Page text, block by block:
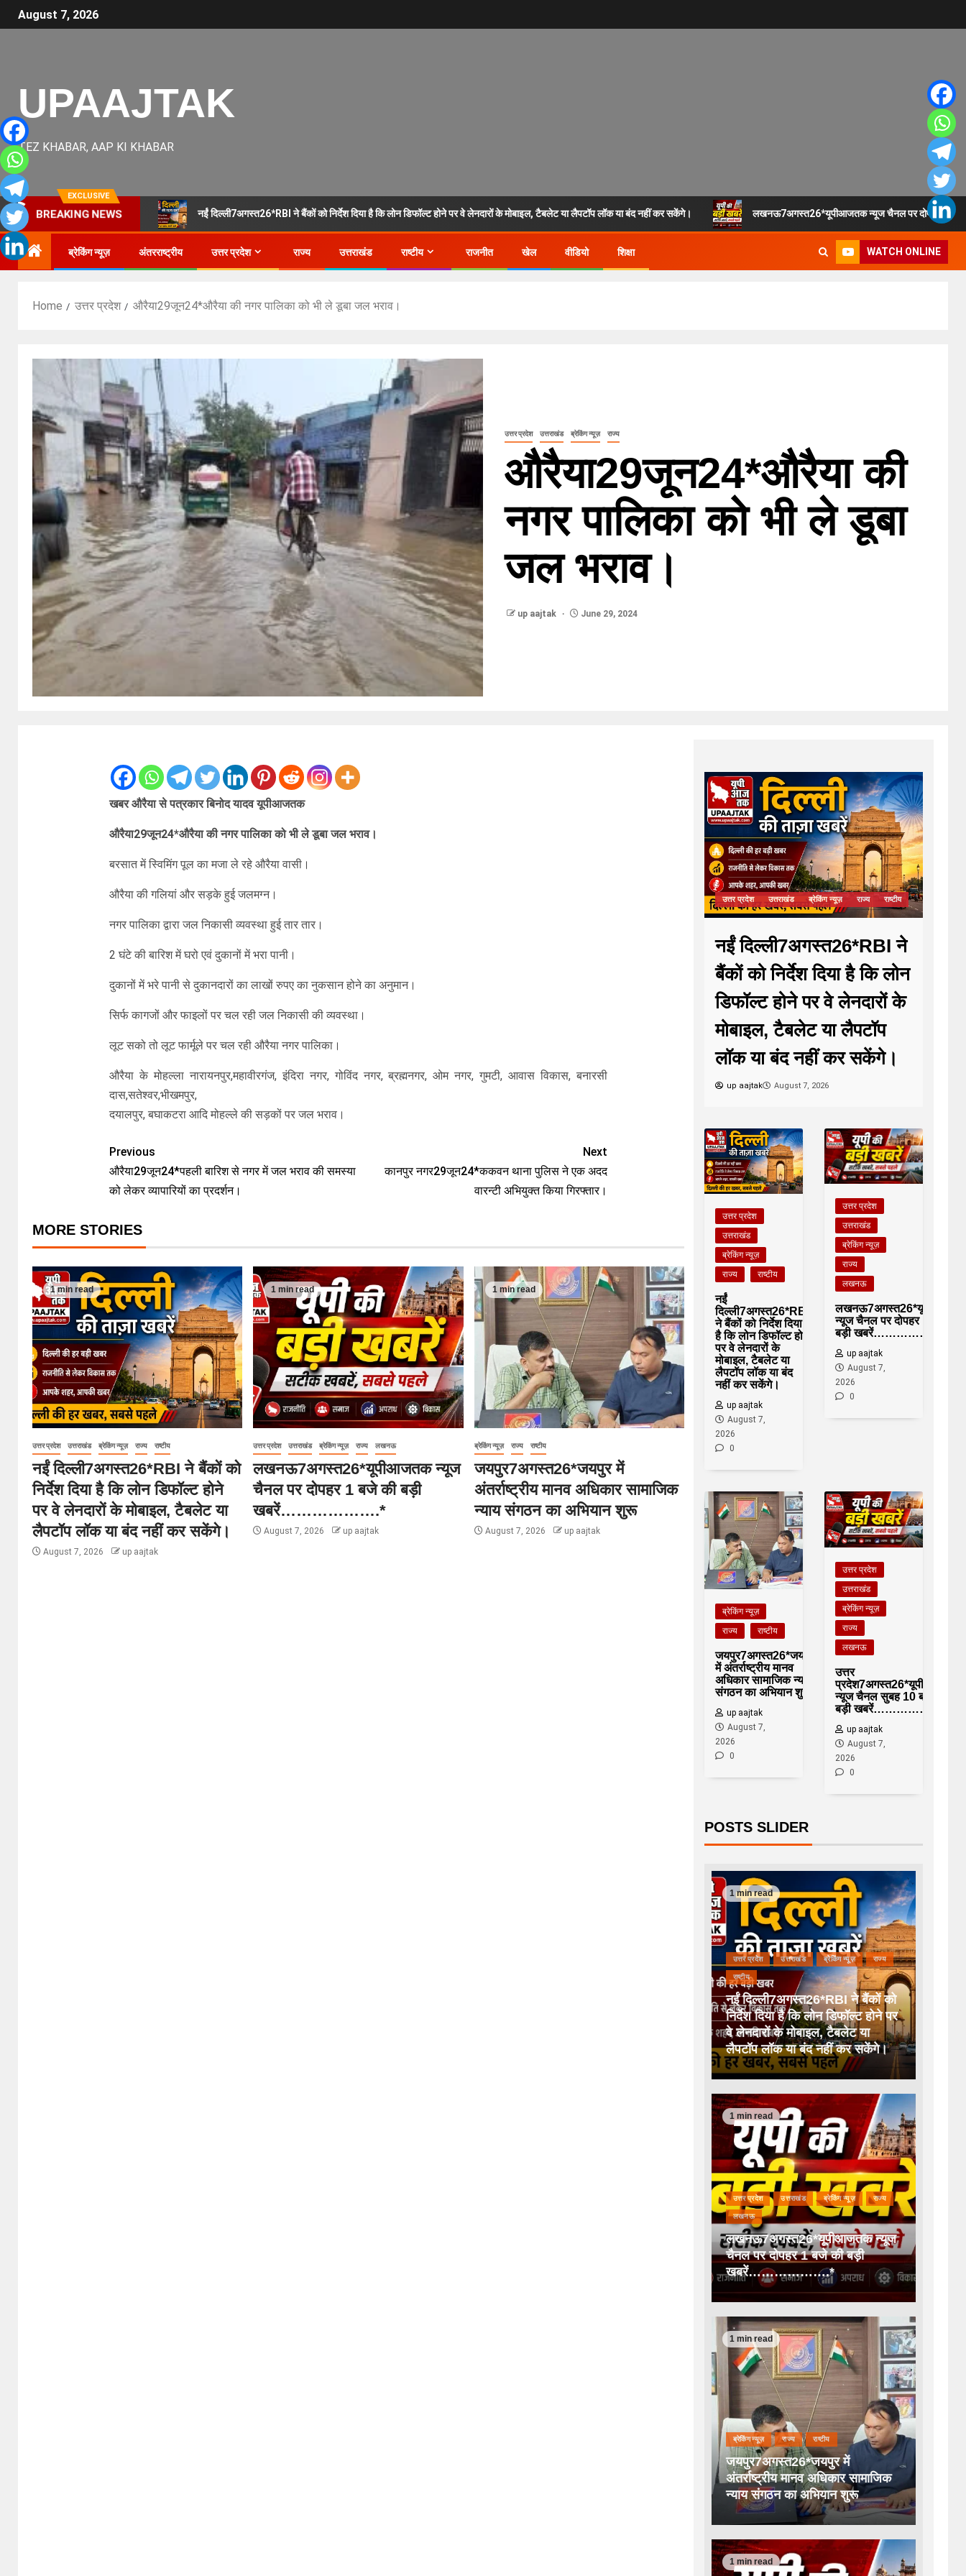
August 7, 2026
UPAAJTAK
TEZ KHABAR, AAP KI KHABAR
EXCLUSIVE
BREAKING NEWS नईं दिल्ली7अगस्त26*RBI ने बैंकों को निर्देश दिया है कि लोन डिफॉल्ट होने पर वे लेनदारों के मोबाइल, टैबलेट या लैपटॉप लॉक या बंद नहीं कर सकेंगे। लखनऊ7अगस्त26*यूपीआजतक न्यूज चैनल पर दोपहर 1
ब्रेकिंग न्यूज़ अंतरराष्ट्रीय उत्तर प्रदेश राज्य उत्तराखंड राष्टीय राजनीत खेल वीडियो शिक्षा WATCH ONLINE
Home उत्तर प्रदेश औरैया29जून24*औरैया की नगर पालिका को भी ले डूबा जल भराव।
उत्तर प्रदेश उत्तराखंड ब्रेकिंग न्यूज़ राज्य
औरैया29जून24*औरैया की
नगर पालिका को भी ले डूबा
जल भराव।
up aajtak June 29, 2024
खबर औरैया सेपत्रकार बिनोद यादव यूपीआजतक
औरैया29जून24*औरैया की नगर पालिका को भी ले डूबा जल भराव।
बरसात में स्विमिंग पूल का मजा ले रहे औरैया वासी।
औरैया की गलियां और सड़के हुई जलमग्न।
नगर पालिका द्वारा जल निकासी व्यवस्था हुई तार तार।
2 घंटे की बारिश में घरो एवं दुकानों में भरा पानी।
दुकानों में भरे पानी से दुकानदारों का लाखों रुपए का नुकसान होने का अनुमान।
सिर्फ कागजों और फाइलों पर चल रही जल निकासी की व्यवस्था।
लूट सको तो लूट फार्मूले पर चल रही औरैया नगर पालिका।
औरैया के मोहल्ला नारायनपुर,महावीरगंज, इंदिरा नगर, गोविंद नगर, ब्रह्मनगर, ओम नगर, गुमटी, आवास विकास, बनारसी
दास,सतेश्वर,भीखमपुर,
दयालपुर, बघाकटरा आदि मोहल्ले की सड़कों पर जल भराव।
Previous
औरैया29जून24*पहली बारिश से नगर में जल भराव की समस्या
को लेकर व्यापारियों का प्रदर्शन।
Next
कानपुर नगर29जून24*ककवन थाना पुलिस ने एक अदद
वारन्टी अभियुक्त किया गिरफ्तार।
MORE STORIES
1 min read
उत्तर प्रदेश उत्तराखंड ब्रेकिंग न्यूज़ राज्य राष्टीय
नईं दिल्ली7अगस्त26*RBI ने बैंकों को
निर्देश दिया है कि लोन डिफॉल्ट होने
पर वे लेनदारों के मोबाइल, टैबलेट या
लैपटॉप लॉक या बंद नहीं कर सकेंगे।
August 7, 2026 up aajtak
1 min read
उत्तर प्रदेश उत्तराखंड ब्रेकिंग न्यूज़ राज्य लखनऊ
लखनऊ7अगस्त26*यूपीआजतक न्यूज
चैनल पर दोपहर 1 बजे की बड़ी
खबरें……………….*
August 7, 2026 up aajtak
1 min read
ब्रेकिंग न्यूज़ राज्य राष्टीय
जयपुर7अगस्त26*जयपुर में
अंतर्राष्ट्रीय मानव अधिकार सामाजिक
न्याय संगठन का अभियान शुरू
August 7, 2026 up aajtak
उत्तर प्रदेश उत्तराखंड ब्रेकिंग न्यूज़ राज्य राष्टीय
नईं दिल्ली7अगस्त26*RBI ने
बैंकों को निर्देश दिया है कि लोन
डिफॉल्ट होने पर वे लेनदारों के
मोबाइल, टैबलेट या लैपटॉप
लॉक या बंद नहीं कर सकेंगे।
up aajtak August 7, 2026
उत्तर प्रदेश
उत्तराखंड
ब्रेकिंग न्यूज़
राज्य
राष्टीय
नईं
दिल्ली7अगस्त26*RBI
ने बैंकों को निर्देश दिया
है कि लोन डिफॉल्ट होने
पर वे लेनदारों के
मोबाइल, टैबलेट या
लैपटॉप लॉक या बंद
नहीं कर सकेंगे।
up aajtak
August 7,
2026
0
उत्तर प्रदेश
उत्तराखंड
ब्रेकिंग न्यूज़
राज्य
लखनऊ
लखनऊ7अगस्त26*यूपीआजतक
न्यूज चैनल पर दोपहर 1 बजे की
बड़ी खबरें……………….*
up aajtak
August 7,
2026
0
ब्रेकिंग न्यूज़
राज्य
राष्टीय
जयपुर7अगस्त26*जयपुर
में अंतर्राष्ट्रीय मानव
अधिकार सामाजिक न्याय
संगठन का अभियान शुरू
up aajtak
August 7,
2026
0
उत्तर प्रदेश
उत्तराखंड
ब्रेकिंग न्यूज़
राज्य
लखनऊ
उत्तर
प्रदेश7अगस्त26*यूपीआजतक
न्यूज चैनल सुबह 10 बजे की
बड़ी खबरें……………….
up aajtak
August 7,
2026
0
POSTS SLIDER
1 min read
उत्तर प्रदेश उत्तराखंड ब्रेकिंग न्यूज़ राज्य
राष्टीय
नईं दिल्ली7अगस्त26*RBI ने बैंकों को
निर्देश दिया है कि लोन डिफॉल्ट होने पर
वे लेनदारों के मोबाइल, टैबलेट या
लैपटॉप लॉक या बंद नहीं कर सकेंगे।
1 min read
उत्तर प्रदेश उत्तराखंड ब्रेकिंग न्यूज़ राज्य
लखनऊ
लखनऊ7अगस्त26*यूपीआजतक न्यूज
चैनल पर दोपहर 1 बजे की बड़ी
खबरें……………….*
1 min read
ब्रेकिंग न्यूज़ राज्य राष्टीय
जयपुर7अगस्त26*जयपुर में
अंतर्राष्ट्रीय मानव अधिकार सामाजिक
न्याय संगठन का अभियान शुरू
1 min read